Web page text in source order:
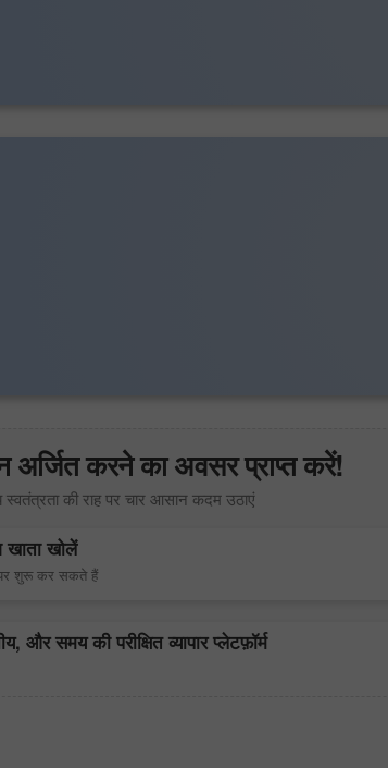
अर्जित करने का अवसर प्राप्त करें!
स्वतंत्रता की राह पर चार आसान कदम उठाएं
खोलें
शुरू कर सकते हैं
समय की परीक्षित व्यापार प्लेटफ़ॉर्म